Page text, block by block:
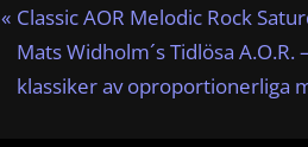
P
r
e
Classic AOR Melodic Rock
Mats Widholm´s Tidlösa A.O.R. –
klassiker av oproportionerliga